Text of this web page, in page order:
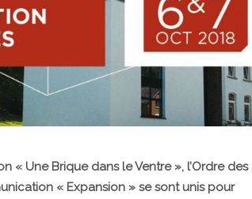
« Une Brique dans le Ventre », l’Ordre des
« Expansion » se sont unis pour